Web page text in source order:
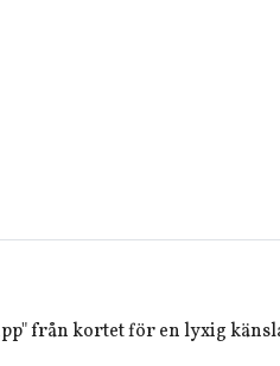
från kortet för en lyxig